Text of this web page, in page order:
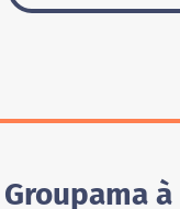
à